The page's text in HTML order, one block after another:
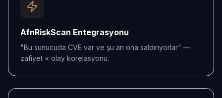
AfnRiskScan Entegrasyonu
"Bu sunucuda CVE var ve şu an ona saldırıyorlar" —
zafiyet × olay korelasyonu.